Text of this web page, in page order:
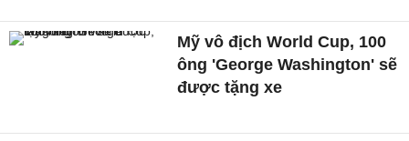
Mỹ vô địch World Cup, 100
ông 'George Washington' sẽ
được tặng xe